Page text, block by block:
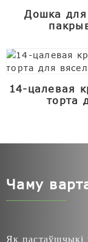
Дошка для
14-цалевая
торта
Чаму
Як пастаўшчыкі